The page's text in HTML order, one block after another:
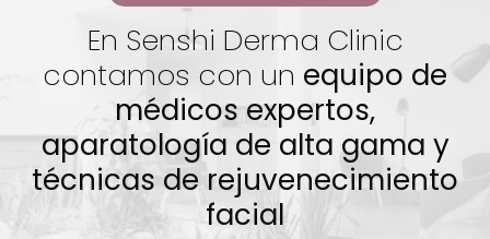
En Senshi Derma Clinic
contamos con un equipo de
médicos expertos,
aparatología de alta gama y
técnicas de rejuvenecimiento
facial